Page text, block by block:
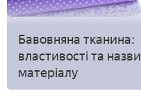
Бавовняна тканина:
властивості та назви
матеріалу